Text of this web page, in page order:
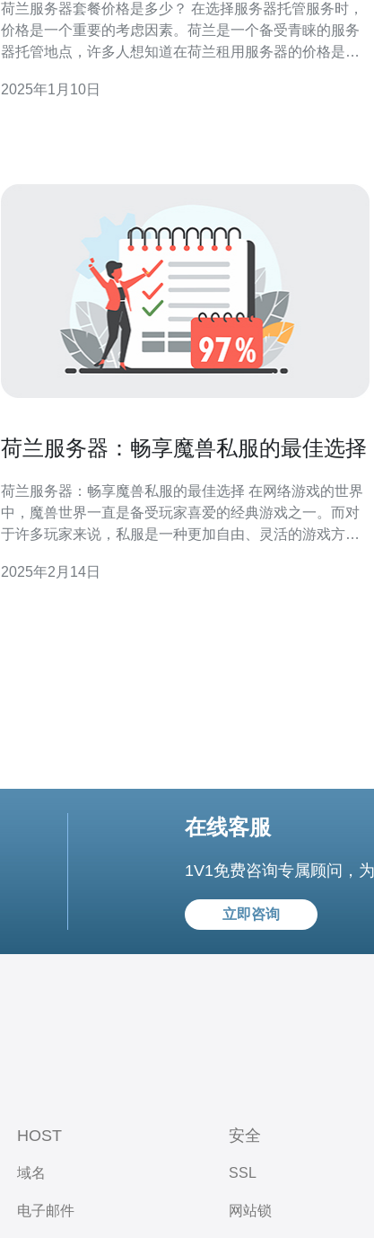
荷兰服务器套餐价格是多少？ 在选择服务器托管服务时，
价格是一个重要的考虑因素。荷兰是一个备受青睐的服务
器托管地点，许多人想知道在荷兰租用服务器的价格是多
以满足不同用户的需求。这些套餐通常根据服务器硬件配
2025年1月10日
荷兰服务器：畅享魔兽私服的最佳选择
荷兰服务器：畅享魔兽私服的最佳选择 在网络游戏的世界
中，魔兽世界一直是备受玩家喜爱的经典游戏之一。而对
于许多玩家来说，私服是一种更加自由、灵活的游戏方
选择。 荷兰作为欧洲的网络枢纽，拥有先进的网络基础设
2025年2月14日
在线客服
1V1免费咨询专属顾问，
立即咨询
HOST
域名
电子邮件
安全
SSL
网站锁